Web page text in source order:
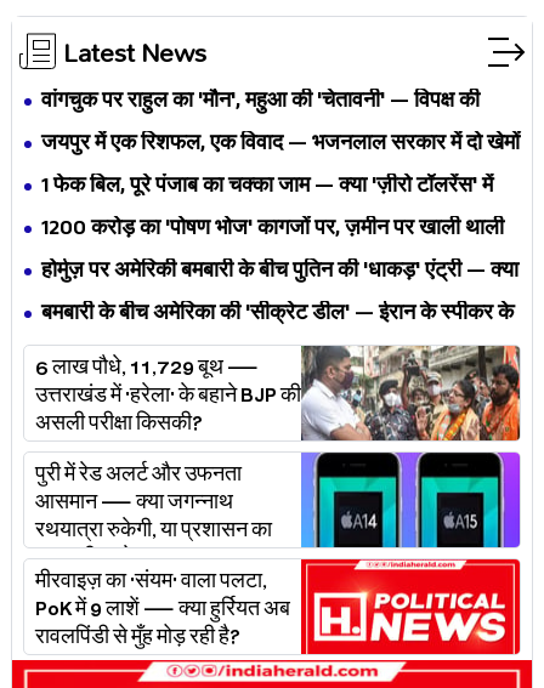
Latest News
वांगचुक पर राहुल का 'मौन', महुआ की 'चेतावनी' — विपक्ष की
एकता BJP का नैरेटिव बदलने से पहले बिखर रही है?
जयपुर में एक रिशफल, एक विवाद — भजनलाल सरकार में दो खेमों
की जंग अब छुपेगी कैसे?
1 फेक बिल, पूरे पंजाब का चक्का जाम — क्या 'ज़ीरो टॉलरेंस' में
अपनी ही यूनियनों से घिर गए भगवंत मान?
₹1200 करोड़ का 'पोषण भोज' कागजों पर, ज़मीन पर खाली थाली
— MP के बच्चों का निवाला कौन निगल रहा है?
होर्मुज़ पर अमेरिकी बमबारी के बीच पुतिन की 'धाकड़' एंट्री — क्या
ट्रंप-ईरान की जंग अब महायुद्ध बनेगी?
बमबारी के बीच अमेरिका की 'सीक्रेट डील' — ईरान के स्पीकर के
खुलासे ने असली खेल बेनक़ाब किया?
6 लाख पौधे, 11,729 बूथ —
उत्तराखंड में 'हरेला' के बहाने BJP की
असली परीक्षा किसकी?
पुरी में रेड अलर्ट और उफनता
आसमान — क्या जगन्नाथ
रथयात्रा रुकेगी, या प्रशासन का
'प्लान बी' चलेगा?
मीरवाइज़ का 'संयम' वाला पलटा,
PoK में 9 लाशें — क्या हुर्रियत अब
रावलपिंडी से मुँह मोड़ रही है?